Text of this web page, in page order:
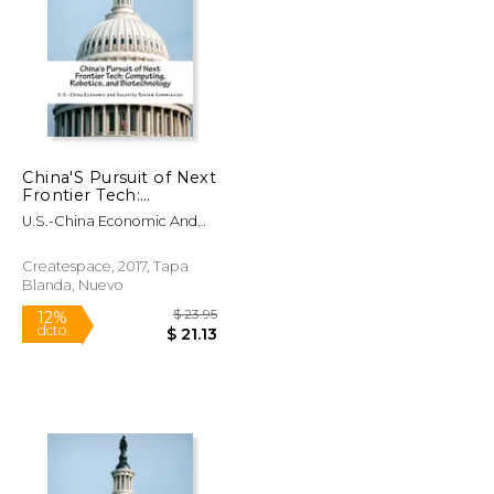
$ 30.00
$ 25.50 dcto.
China'S Pursuit of Next
Frontier Tech:
Computing, Robotics,
and Biotechnology
U.S.-China Economic And
Commission
Createspace, 2017, Tapa
Blanda, Nuevo